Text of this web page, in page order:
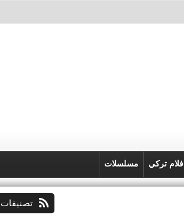
افلام تركي مسلسلات
تصنيفات